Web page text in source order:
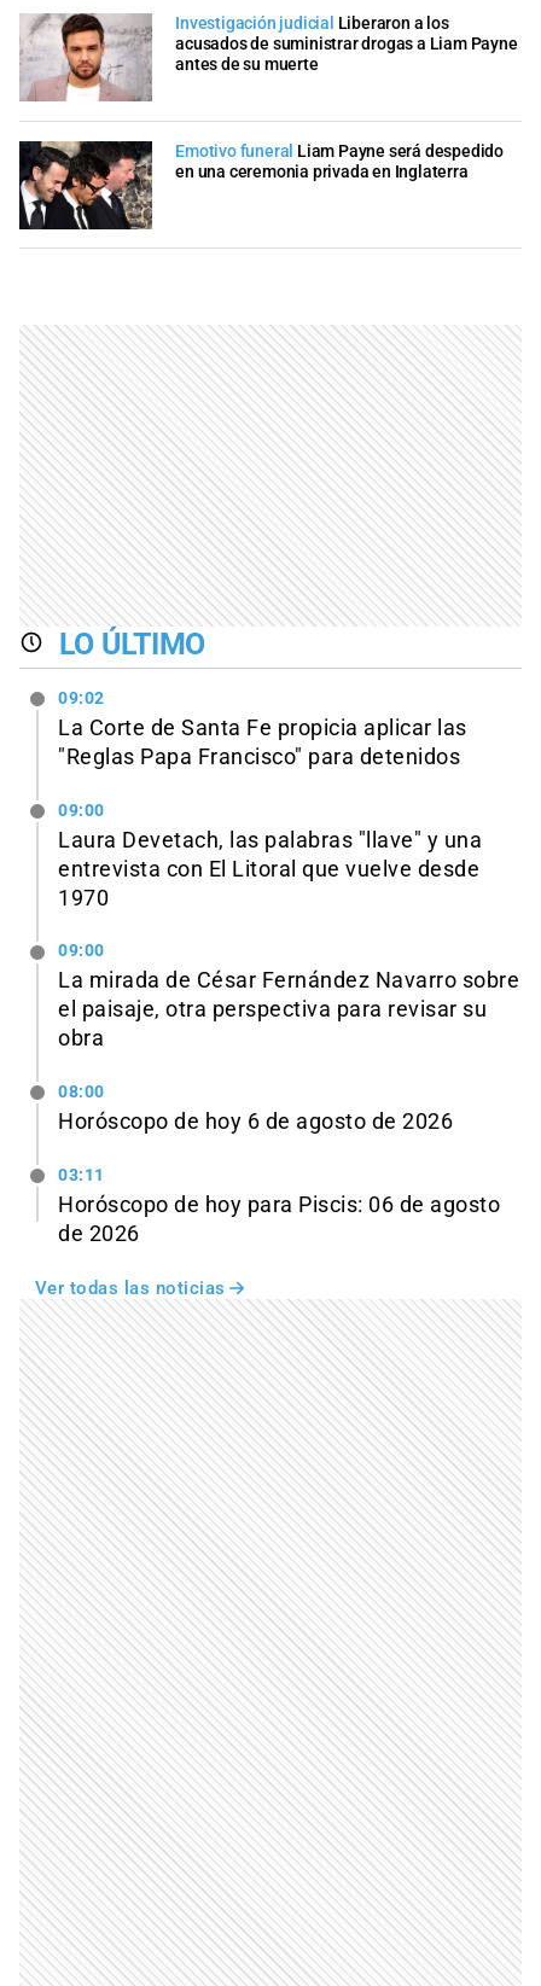
Investigación judicial Liberaron a los
acusados de suministrar drogas a Liam Payne
antes de su muerte
Emotivo funeral Liam Payne será despedido
en una ceremonia privada en Inglaterra
LO ÚLTIMO
09:02
La Corte de Santa Fe propicia aplicar las
"Reglas Papa Francisco" para detenidos
09:00
Laura Devetach, las palabras "llave" y una
entrevista con El Litoral que vuelve desde
1970
09:00
La mirada de César Fernández Navarro sobre
el paisaje, otra perspectiva para revisar su
obra
08:00
Horóscopo de hoy 6 de agosto de 2026
03:11
Horóscopo de hoy para Piscis: 06 de agosto
de 2026
Ver todas las noticias